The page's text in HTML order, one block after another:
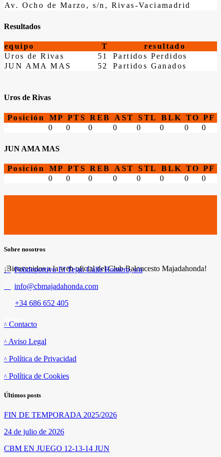
Av. Ocho de Marzo, s/n, Rivas-Vaciamadrid
Resultados
equipo T
resultado
Uros de Rivas
51
Partidos Perdidos
JUN AMA MAS
52 Partidos Ganados
Uros de Rivas
Posición MP PTS REB AST STL BLK TO PF
0
0 0 0 0 0 0 0
JUN AMA MAS
Posición MP PTS REB AST STL BLK TO PF
0
0 0 0 0 0 0 0
Sobre nosotros
¡Bienvenidos a la web oficial del Club Baloncesto Majadahonda!
Polideportivo El Tejar. Calle Romero, s/n
info@cbmajadahonda.com
+34 686 652 405
Contacto
Aviso Legal
Política de Privacidad
Política de Cookies
Últimos posts
FIN DE TEMPORADA 2025/2026
24 de julio de 2026
CBM EN JUEGO 12-13-14 JUN